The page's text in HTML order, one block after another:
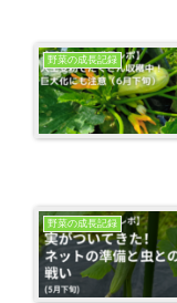
野菜の成長記録
野菜の成長記録